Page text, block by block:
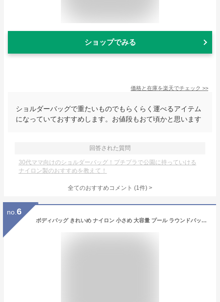
ショップでみる
価格と在庫を楽天でチェック >>
ショルダーバッグで重たいものでもらくらく運べるアイテム
になっていておすすめします。お値段もおて頃かと思います
回答された質問
30代ママ向けのショルダーバッグ！プチプラで公園に持っていける
ナイロン製のおすすめを教えて！
全てのおすすめコメント (1件) >
no. 6
ボディバッグ きれいめ ナイロン 小さめ 大容量 プール ラウンドバッグ カートバッグ キッズ スマホポーチ ワンショルダーバッグ かわいい レディース メンズ iPhone 大きめ 斜めがけ カジュアル スポーティ シンプル ショルダーバッグ スイムバッグ ミニバッグ